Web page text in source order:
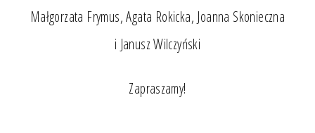
Małgorzata Frymus, Agata Rokicka, Joanna Skonieczna
i Janusz Wilczyński
Zapraszamy!